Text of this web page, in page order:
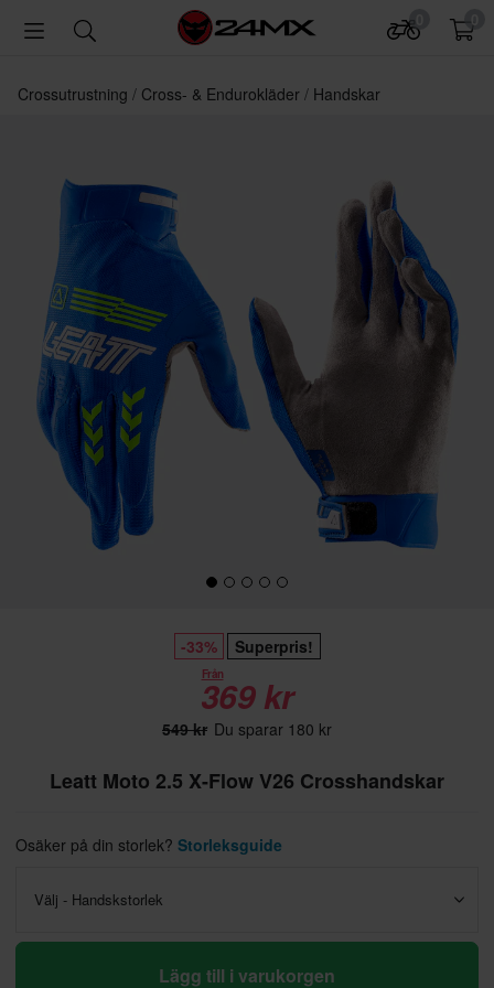
Crossutrustning Cross- & Endurokläder Handskar
-33% Superpris!
Från
369 kr
549 kr Du sparar 180 kr
Leatt Moto 2.5 X-Flow V26 Crosshandskar
Osäker på din storlek? Storleksguide
Välj - Handskstorlek
Lägg till i varukorgen